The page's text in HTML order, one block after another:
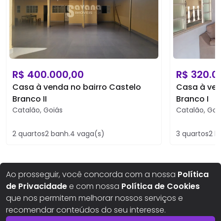
Ao prosseguir, você concorda com a nossa Política
de Privacidadee com nossa Política de Cookies
que nos permitem melhorar nossos serviços e
recomendar conteúdos do seu interesse.
R$ 400.000,00
Casa à venda no bairro Castelo
Branco II
Catalão, Goiás
2 quartos2 banh.4 vaga(s)
R$
Casa à
Branco I
Catalão,
3 quartos2